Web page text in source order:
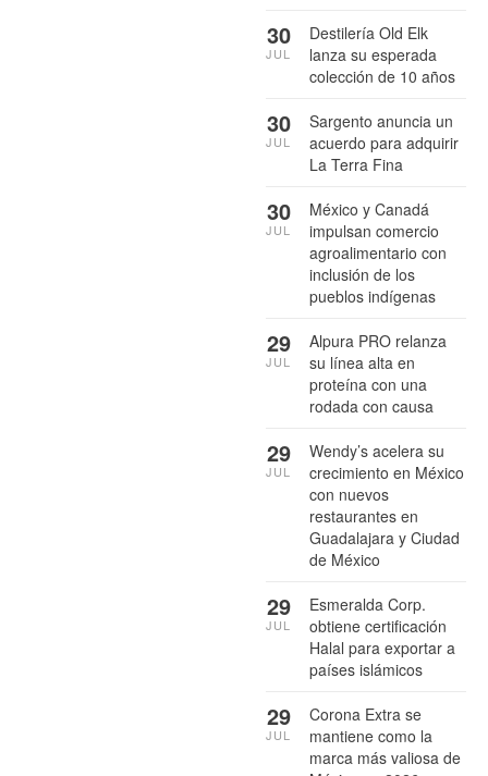
Destilería Old Elk
lanza su esperada
colección de 10 años
30
JUL
Sargento anuncia un
acuerdo para adquirir
La Terra Fina
30
JUL
México y Canadá
impulsan comercio
agroalimentario con
inclusión de los
pueblos indígenas
30
JUL
Alpura PRO relanza
su línea alta en
proteína con una
rodada con causa
29
JUL
Wendy’s acelera su
crecimiento en México
con nuevos
restaurantes en
Guadalajara y Ciudad
de México
29
JUL
Esmeralda Corp.
obtiene certificación
Halal para exportar a
países islámicos
29
JUL
Corona Extra se
mantiene como la
marca más valiosa de
29
JUL